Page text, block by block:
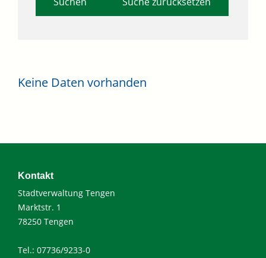
Keine Daten vorhanden
Kontakt
Stadtverwaltung Tengen
Marktstr. 1
78250 Tengen
Tel.: 07736/9233-0